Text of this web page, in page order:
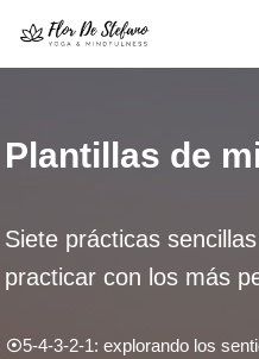
Ir
Plantillas de
Siete prácticas
practicar con los más
5-4-3-2-1: explorando los